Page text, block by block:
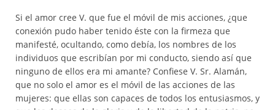
Si el amor cree V. que fue el móvil de mis acciones, ¿que
conexión pudo haber tenido éste con la firmeza que
manifesté, ocultando, como debía, los nombres de los
individuos que escribían por mi conducto, siendo así que
ninguno de ellos era mi amante? Confiese V. Sr. Alamán,
que no solo el amor es el móvil de las acciones de las
mujeres: que ellas son capaces de todos los entusiasmos, y